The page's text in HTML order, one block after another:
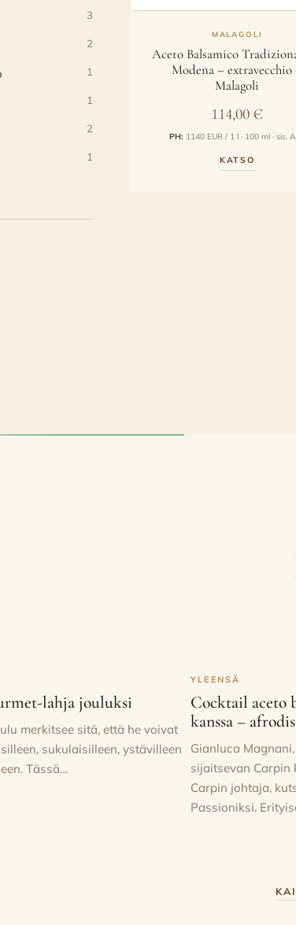
3
2
1
1
2
1
balsamicokursseja ja
Lisäksi Sofia Malagoli tuki
joka on virallinen julkaisu
tuotteista ja joka julkaistiin
MALAGOLI
Aceto Balsamico
Modena – extravecchio
Malagoli
114,00 €
PH: 1140 EUR / 1 l · 100 ml · sis.
KATSO
lahja jouluksi
merkitsee sitä, että he voivat
sukulaisilleen, ystävilleen
Tässä…
YLEENSÄ
Cocktail aceto
kanssa –
Gianluca
sijaitsevan Carpin
Carpin johtaja,
Passioniksi.